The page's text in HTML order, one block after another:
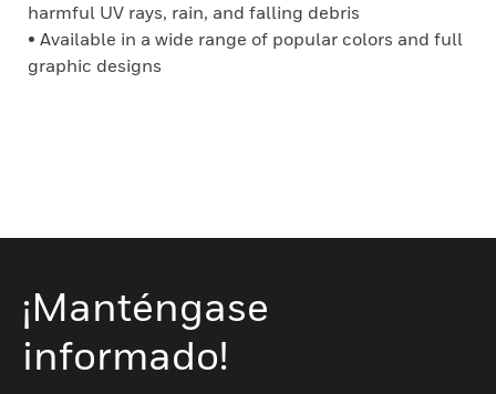
harmful UV rays, rain, and falling debris
• Available in a wide range of popular colors and full
graphic designs
¡Manténgase
informado!